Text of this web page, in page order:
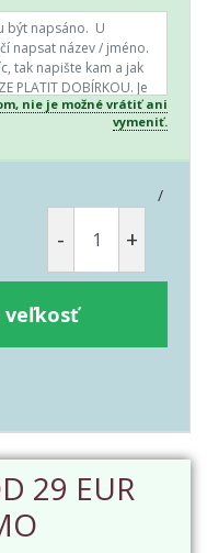
nie je možné vrátiť ani
vymeniť.
/
- +
veľkosť
29 EUR